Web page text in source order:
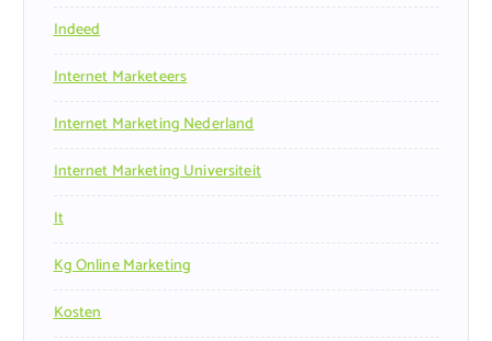
Indeed
Internet Marketeers
Internet Marketing Nederland
Internet Marketing Universiteit
It
Kg Online Marketing
Kosten